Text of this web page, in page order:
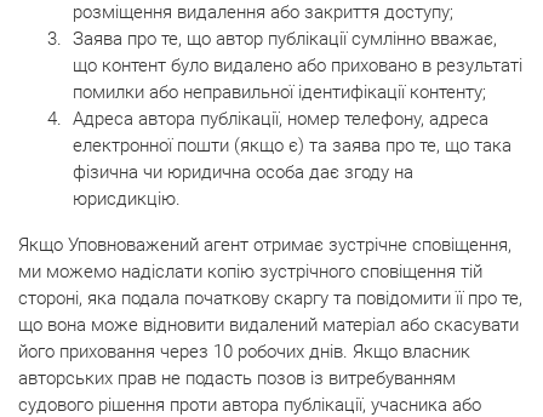
розміщення видалення або закриття доступу;
Заява про те, що автор публікації сумлінно вважає,
що контент було видалено або приховано в результаті
помилки або неправильної ідентифікації контенту;
Адреса автора публікації, номер телефону, адреса
електронної пошти (якщо є) та заява про те, що така
фізична чи юридична особа дає згоду на
юрисдикцію.
Якщо Уповноважений агент отримає зустрічне сповіщення,
ми можемо надіслати копію зустрічного сповіщення тій
стороні, яка подала початкову скаргу та повідомити її про те,
що вона може відновити видалений матеріал або скасувати
його приховання через 10 робочих днів. Якщо власник
авторських прав не подасть позов із витребуванням
судового рішення проти автора публікації, учасника або